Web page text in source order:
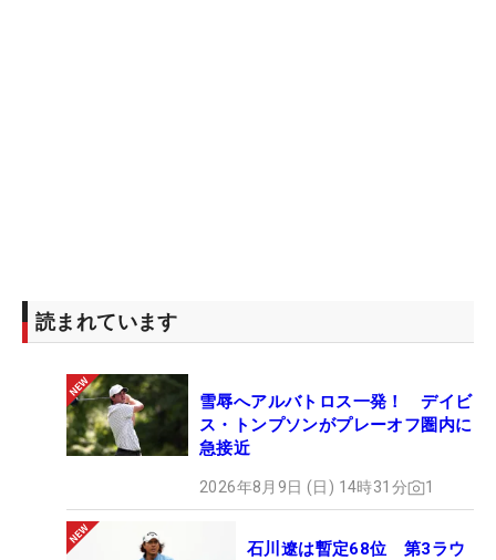
読まれています
雪辱へアルバトロス一発！ デイビ
ス・トンプソンがプレーオフ圏内に
急接近
2026年8月9日 (日) 14時31分 1
石川遼は暫定68位 第3ラウ